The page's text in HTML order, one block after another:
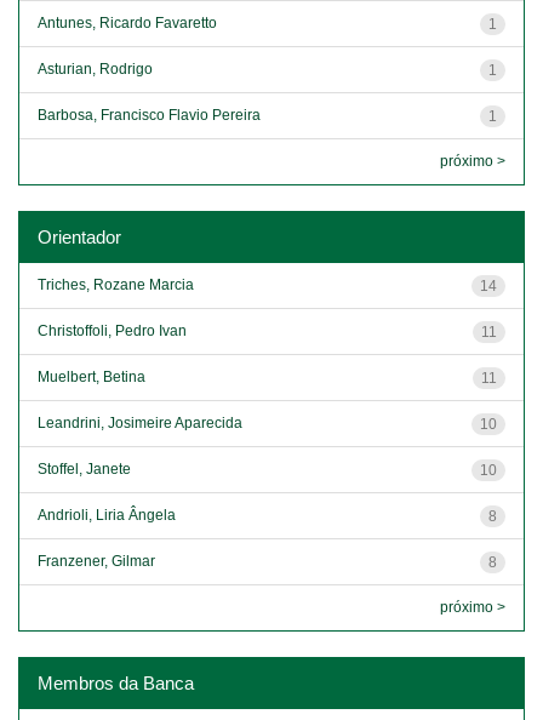
1
Antunes, Ricardo Favaretto
1
Asturian, Rodrigo
1
Barbosa, Francisco Flavio Pereira
próximo >
Orientador
14
Triches, Rozane Marcia
11
Christoffoli, Pedro Ivan
11
Muelbert, Betina
10
Leandrini, Josimeire Aparecida
10
Stoffel, Janete
8
Andrioli, Liria Ângela
8
Franzener, Gilmar
próximo >
Membros da Banca